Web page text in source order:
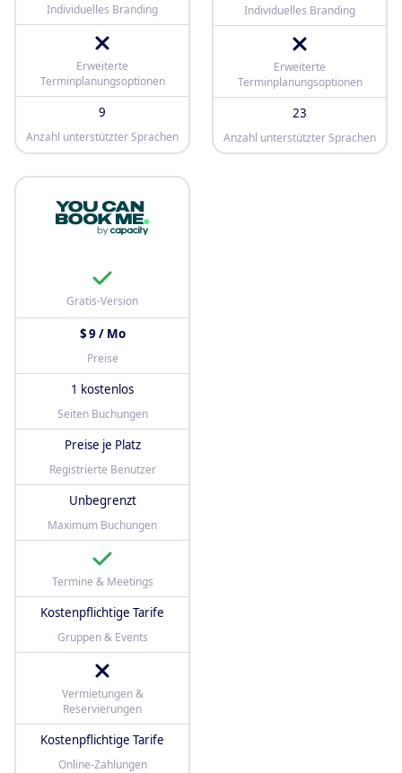
Individuelles Branding
Erweiterte
Terminplanungsoptionen
9
Anzahl unterstützter Sprachen
Individuelles Branding
Erweiterte
Terminplanungsoptionen
23
Anzahl unterstützter Sprachen
Gratis-Version
$ 9 / Mo
Preise
1 kostenlos
Seiten Buchungen
Preise je Platz
Registrierte Benutzer
Unbegrenzt
Maximum Buchungen
Termine & Meetings
Kostenpflichtige Tarife
Gruppen & Events
Vermietungen &
Reservierungen
Kostenpflichtige Tarife
Online-Zahlungen